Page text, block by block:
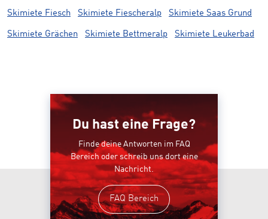
Skimiete Fiesch Skimiete Fiescheralp Skimiete Saas Grund
Skimiete Grächen Skimiete Bettmeralp Skimiete Leukerbad
Du hast eine Frage?
Finde deine Antworten im FAQ
Bereich oder schreib uns dort eine
Nachricht.
FAQ Bereich